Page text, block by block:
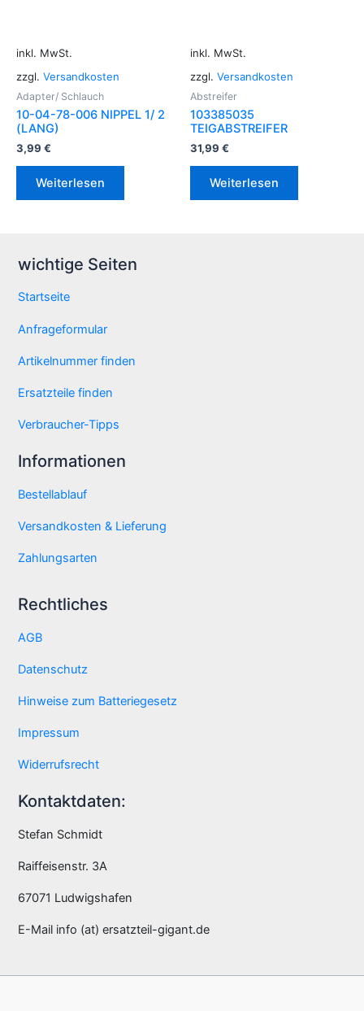
inkl. MwSt.
zzgl. Versandkosten
Adapter/ Schlauch
10-04-78-006 NIPPEL 1/ 2
(LANG)
3,99 €
Weiterlesen
inkl. MwSt.
zzgl. Versandkosten
Abstreifer
103385035
TEIGABSTREIFER
31,99 €
Weiterlesen
wichtige Seiten
Startseite
Anfrageformular
Artikelnummer finden
Ersatzteile finden
Verbraucher-Tipps
Informationen
Bestellablauf
Versandkosten & Lieferung
Zahlungsarten
Rechtliches
AGB
Datenschutz
Hinweise zum Batteriegesetz
Impressum
Widerrufsrecht
Kontaktdaten:
Stefan Schmidt
Raiffeisenstr. 3A
67071 Ludwigshafen
E-Mail info (at) ersatzteil-gigant.de